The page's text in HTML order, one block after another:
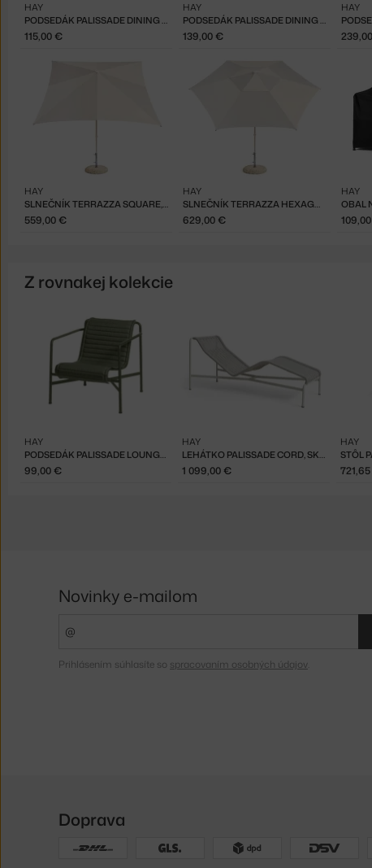
PODSEDÁK PALISSADE DINING BENCH, ANTHRACITE
HAY
115,00 €
PODSEDÁK PALISSADE DINING BENCH QUILTED, ANTHRACITE
HAY
139,00 €
HAY
SLNEČNÍK TERRAZZA SQUARE, GREY
HAY
559,00 €
SLNEČNÍK TERRAZZA HEXAGON, GREY
HAY
629,00 €
HAY
Z rovnakej kolekcie
PODSEDÁK PALISSADE LOUNGE CHAIR LOW QUILTED, OLIVE
HAY
99,00 €
LEHÁTKO PALISSADE CORD, SKY GREY
HAY
1 099,00 €
STÔL
HAY
Novinky e-mailom
Prihlásením súhlasíte so spracovaním osobných údajov
Doprava